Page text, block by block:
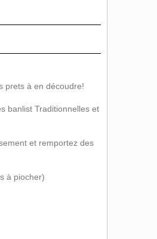
prets à en découdre!
banlist Traditionnelles et
et remportez des
à piocher)